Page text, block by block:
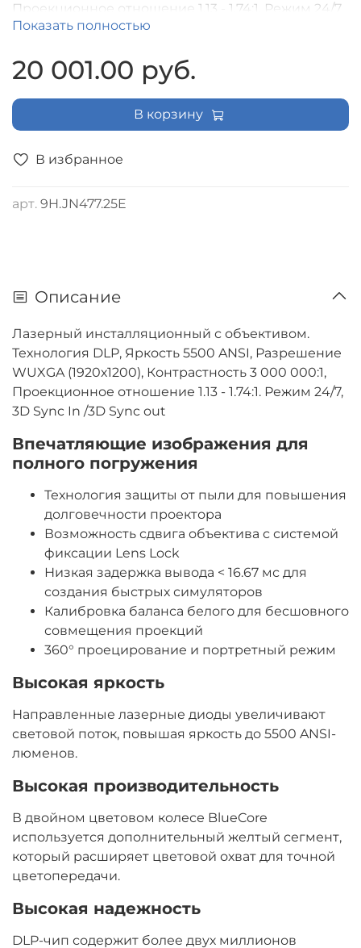
В избранное
арт. 9H.JN477.25E
Проекционное отношение 1.13 - 1.74:1. Режим 24/7,
3D Sync In /3D Sync out
Показать полностью
20 001.00 руб.
В корзину
Описание
Лазерный инсталляционный с объективом.
Технология DLP, Яркость 5500 ANSI, Разрешение
WUXGA (1920х1200), Контрастность 3 000 000:1,
Проекционное отношение 1.13 - 1.74:1. Режим 24/7,
3D Sync In /3D Sync out
Впечатляющие изображения для
полного погружения
Технология защиты от пыли для повышения
долговечности проектора
Возможность сдвига объектива с системой
фиксации Lens Lock
Низкая задержка вывода < 16.67 мс для
создания быстрых симуляторов
Калибровка баланса белого для бесшовного
совмещения проекций
360° проецирование и портретный режим
Высокая яркость
Направленные лазерные диоды увеличивают
световой поток, повышая яркость до 5500 ANSI-
люменов.
Высокая производительность
В двойном цветовом колесе BlueCore
используется дополнительный желтый сегмент,
который расширяет цветовой охват для точной
цветопередачи.
Высокая надежность
DLP-чип содержит более двух миллионов